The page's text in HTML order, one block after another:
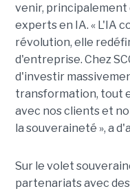
venir, principalement
experts en IA. « L'IA
révolution, elle
d'entreprise. Chez
d'investir
transformation, tout
avec nos clients et
la souveraineté », a
Sur le volet
partenariats avec